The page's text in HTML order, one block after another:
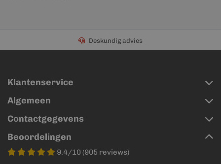
Deskundig advies
Klantenservice
Algemeen
Contactgegevens
Beoordelingen
9.4/10 (905 reviews)